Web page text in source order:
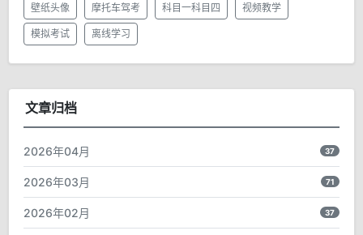
壁纸头像 摩托车驾考 科目一科目四 视频教学
模拟考试 离线学习
文章归档
2026年04月 37
2026年03月 71
2026年02月 37